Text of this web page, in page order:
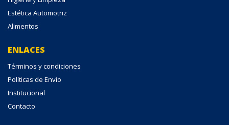
Estética Automotriz
Alimentos
ENLACES
Términos y condiciones
Políticas de Envio
Institucional
Contacto